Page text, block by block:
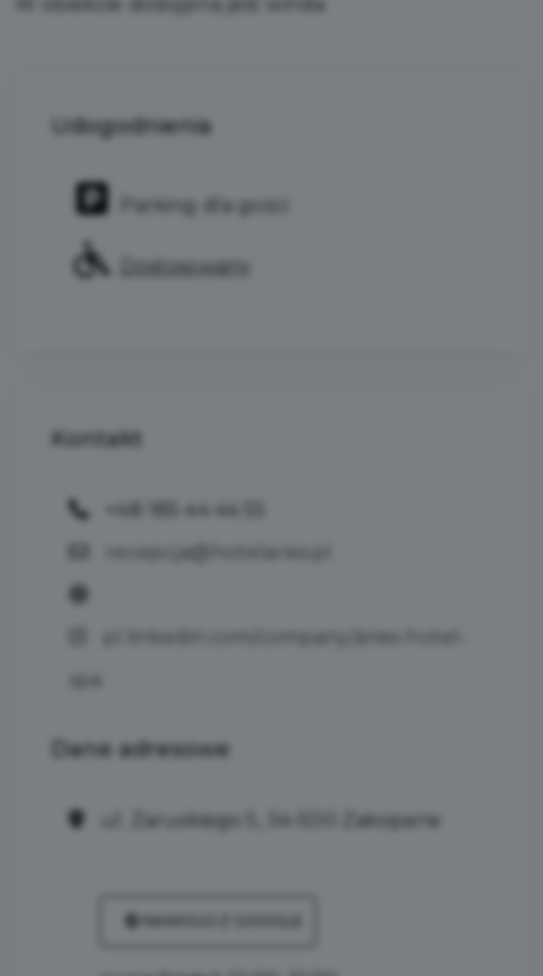
Udogodnienia
Parking dla gości
Dostosowany
Kontakt
+48 185 44 44 55
recepcja@hotelaries.pl
pl.linkedin.com/company/aries-hotel-
Dane adresowe
ul. Zaruskiego 5, 34-500 Zakopane